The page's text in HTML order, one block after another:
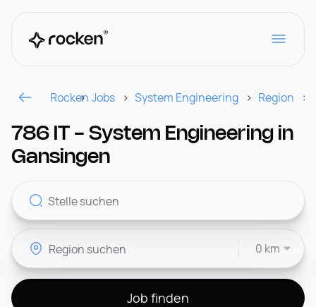
Für Arbeitgeber
Kontakt
CH
Rocken Jobs System Engineering Region
786 IT - System Engineering in
Gansingen
0 km
Job finden